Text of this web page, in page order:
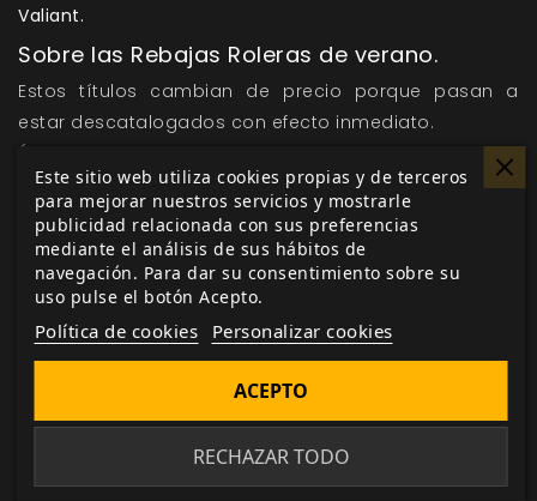
Valiant.
Sobre las Rebajas Roleras de verano.
Estos títulos cambian de precio porque pasan a
estar descatalogados con efecto inmediato.
Últimas unidades: la oferta solo es válida hasta fin de
existencias.
Esta promoción no es acumulable con otras ofertas,
como el descuento en ediciones físicas por la
compra de ediciones digitales.
Debido a la cantidad de pedidos puede variar la
fecha de entrega.
retractilar. No se admiten devoluciones por ese
motivo.
Incluyen copia digital gratuita.
Este sitio web utiliza cookies propias y de terceros
para mejorar nuestros servicios y mostrarle
publicidad relacionada con sus preferencias
mediante el análisis de sus hábitos de
navegación. Para dar su consentimiento sobre su
uso pulse el botón Acepto.
Política de cookies Personalizar cookies
RECHAZAR TODO
ACEPTO